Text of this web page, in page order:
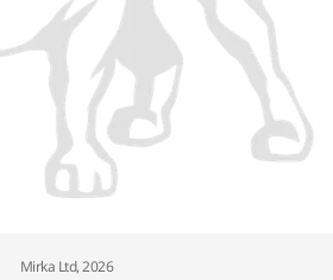
Mirka Ltd, 2026